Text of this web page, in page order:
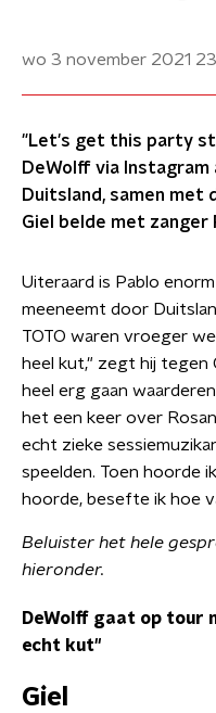
wo 3 november 2021
"Let's get this party
DeWolff via
Duitsland, samen met
Giel belde met zanger
Uiteraard is Pablo
meeneemt door
TOTO waren vroeger
heel kut," zegt hij tegen
heel erg gaan
het een keer over
echt zieke
speelden. Toen hoorde
hoorde, besefte ik hoe
Beluister het hele
hieronder.
DeWolff gaat op tour
echt kut"
Giel